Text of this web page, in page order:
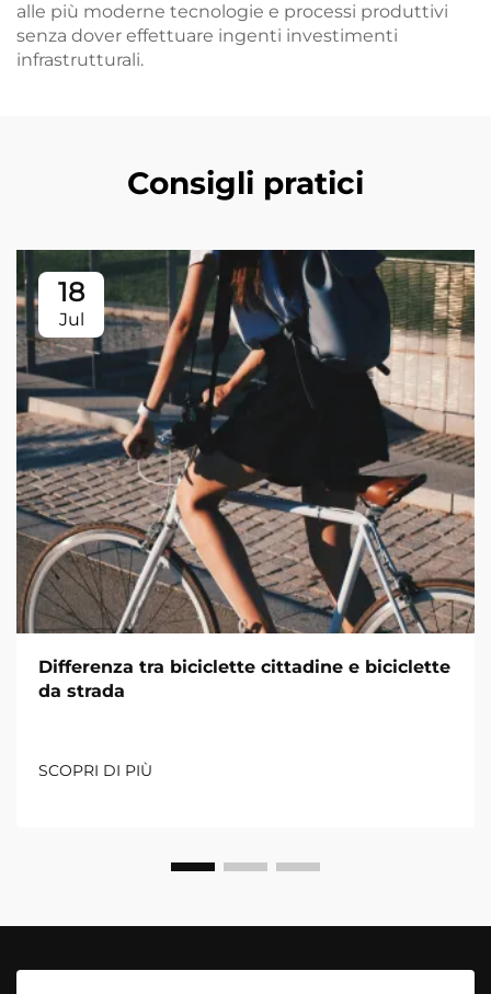
alle più moderne tecnologie e processi produttivi
senza dover effettuare ingenti investimenti
infrastrutturali.
Consigli pratici
18
Jul
Differenza tra biciclette cittadine e biciclette
da strada
SCOPRI DI PIÙ